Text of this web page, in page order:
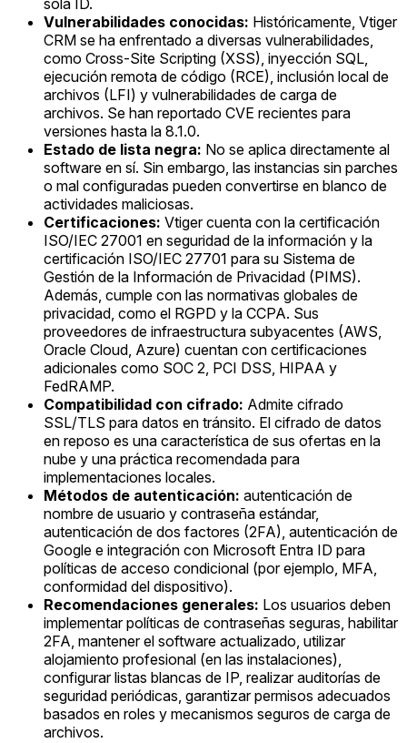
sola ID.
Vulnerabilidades conocidas: Históricamente, Vtiger
CRM se ha enfrentado a diversas vulnerabilidades,
como Cross-Site Scripting (XSS), inyección SQL,
ejecución remota de código (RCE), inclusión local de
archivos (LFI) y vulnerabilidades de carga de
archivos. Se han reportado CVE recientes para
versiones hasta la 8.1.0.
Estado de lista negra: No se aplica directamente al
software en sí. Sin embargo, las instancias sin parches
o mal configuradas pueden convertirse en blanco de
actividades maliciosas.
Certificaciones: Vtiger cuenta con la certificación
ISO/IEC 27001 en seguridad de la información y la
certificación ISO/IEC 27701 para su Sistema de
Gestión de la Información de Privacidad (PIMS).
Además, cumple con las normativas globales de
privacidad, como el RGPD y la CCPA. Sus
proveedores de infraestructura subyacentes (AWS,
Oracle Cloud, Azure) cuentan con certificaciones
adicionales como SOC 2, PCI DSS, HIPAA y
FedRAMP.
Compatibilidad con cifrado: Admite cifrado
SSL/TLS para datos en tránsito. El cifrado de datos
en reposo es una característica de sus ofertas en la
nube y una práctica recomendada para
implementaciones locales.
Métodos de autenticación: autenticación de
nombre de usuario y contraseña estándar,
autenticación de dos factores (2FA), autenticación de
Google e integración con Microsoft Entra ID para
políticas de acceso condicional (por ejemplo, MFA,
conformidad del dispositivo).
Recomendaciones generales: Los usuarios deben
implementar políticas de contraseñas seguras, habilitar
2FA, mantener el software actualizado, utilizar
alojamiento profesional (en las instalaciones),
configurar listas blancas de IP, realizar auditorías de
seguridad periódicas, garantizar permisos adecuados
basados en roles y mecanismos seguros de carga de
archivos.